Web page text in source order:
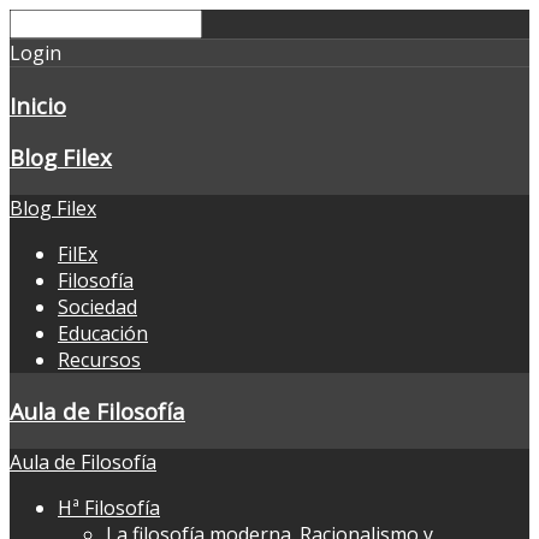
Login
Inicio
Blog Filex
Blog Filex
FilEx
Filosofía
Sociedad
Educación
Recursos
Aula de Filosofía
Aula de Filosofía
Hª Filosofía
La filosofía moderna. Racionalismo y